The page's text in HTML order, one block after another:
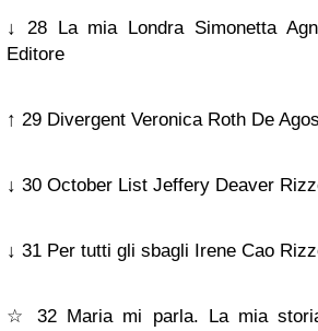
↓ 28 La mia Londra Simonetta
Editore
↑ 29 Divergent Veronica Roth De
↓ 30 October List Jeffery Deaver
↓ 31 Per tutti gli sbagli Irene Cao
☆ 32 Maria mi parla. La mia